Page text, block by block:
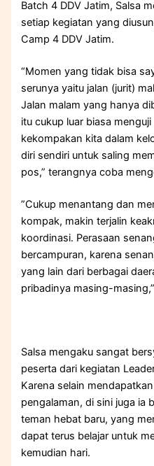
Batch 4 DDV Jatim, Salsa
setiap kegiatan yang
Camp 4 DDV Jatim.
“Momen yang tidak bisa
serunya yaitu jalan (jurit)
Jalan malam yang hanya
itu cukup luar biasa
kekompakan kita dalam
diri sendiri untuk saling
pos,” terangnya coba
”Cukup menantang dan
kompak, makin terjalin
koordinasi. Perasaan
bercampuran, karena
yang lain dari berbagai
pribadinya masing-
Salsa mengaku sangat
peserta dari kegiatan
Karena selain
pengalaman, di sini juga ia
teman hebat baru, yang
dapat terus belajar untuk
kemudian hari.